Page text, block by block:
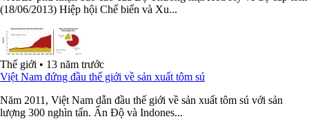
(18/06/2013) Hiệp hội Chế biến và Xu...
Thế giới • 13 năm trước
Việt Nam đứng đầu thế giới về sản xuất tôm sú
Năm 2011, Việt Nam dẫn đầu thế giới về sản xuất tôm sú với sản
lượng 300 nghìn tấn. Ấn Độ và Indones...